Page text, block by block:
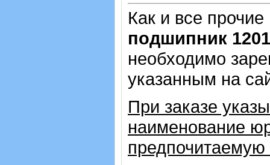
Как и все
подшипник 1201
необходимо
указанным на
При заказе
наименование